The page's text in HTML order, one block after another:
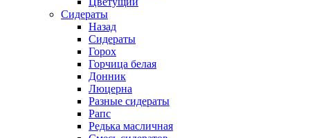
Сидераты
Назад
Сидераты
Горох
Горчица белая
Донник
Люцерна
Разные сидераты
Рапс
Редька масличная